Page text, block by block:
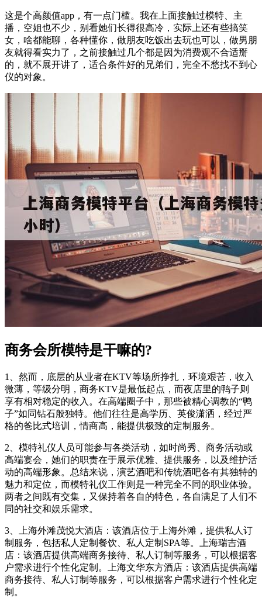
这是个高颜值app，有一点门槛。我在上面接触过模特、主
播，空姐也不少，别看她们长得很高冷，实际上还有些搞笑
女，啥都能聊，各种懂你，做朋友吃饭出去玩也可以，做男朋
友就得看实力了，之前接触过几个都是因为消费观不合适掰
的，就不展开讲了，适合条件好的兄弟们，完全不愁找不到心
仪的对象。
商务会所模特是干嘛的?
1、然而，底层的从业者在KTV等场所挣扎，环境艰苦，收入
微薄，等级分明，商务KTV是最低起点，而夜店里的鸭子则
享有相对稳定的收入。在高端圈子中，那些被精心调教的“鸭
子”如同钻石般独特。他们往往是高学历、英俊潇洒，经过严
格的爸比式培训，情商高，能提供极致的定制服务。
2、模特礼仪人员可能参与各类活动，如时尚秀、商务活动或
高端宴会，她们的职责在于展示优雅、提供服务，以及维护活
动的高端形象。总结来说，演艺酒吧和传统酒吧各有其独特的
魅力和定位，而模特礼仪工作则是一种完全不同的职业体验。
两者之间既有交集，又保持着各自的特色，各自满足了人们不
同的社交和娱乐需求。
3、上海外滩茂悦大酒店：该酒店位于上海外滩，提供私人订
制服务，包括私人定制餐饮、私人定制SPA等。上海瑞吉酒
店：该酒店提供高端商务接待、私人订制等服务，可以根据客
户需求进行个性化定制。上海文华东方酒店：该酒店提供高端
商务接待、私人订制等服务，可以根据客户需求进行个性化定
制。